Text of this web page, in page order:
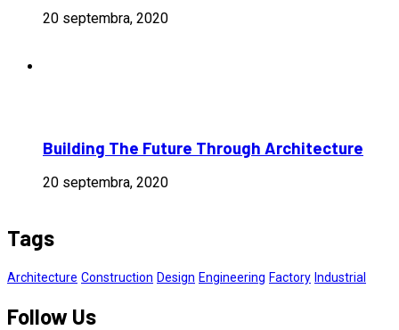
20 septembra, 2020
Building The Future Through Architecture
20 septembra, 2020
Tags
Architecture Construction Design Engineering Factory Industrial
Follow Us